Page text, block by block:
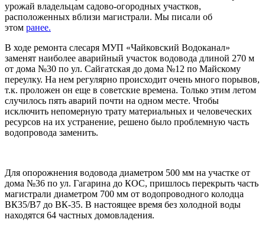
урожай владельцам садово-огородных участков,
расположенных вблизи магистрали. Мы писали об
этом ранее.
В ходе ремонта слесаря МУП «Чайковский Водоканал»
заменят наиболее аварийный участок водовода длиной 270 м
от дома №30 по ул. Сайгатская до дома №12 по Майскому
переулку. На нем регулярно происходит очень много порывов,
т.к. проложен он еще в советские времена. Только этим летом
случилось пять аварий почти на одном месте. Чтобы
исключить непомерную трату материальных и человеческих
ресурсов на их устранение, решено было проблемную часть
водопровода заменить.
Для опорожнения водовода диаметром 500 мм на участке от
дома №36 по ул. Гагарина до КОС, пришлось перекрыть часть
магистрали диаметром 700 мм от водопроводного колодца
ВК35/В7 до ВК-35. В настоящее время без холодной воды
находятся 64 частных домовладения.